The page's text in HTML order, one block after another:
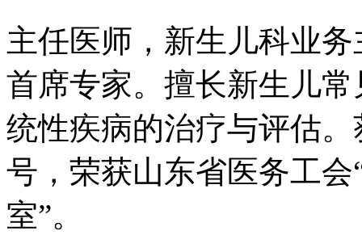
主任医师，新生儿科业
首席专家。擅长新生儿
统性疾病的治疗与评估
号，荣获山东省医务工
室”。